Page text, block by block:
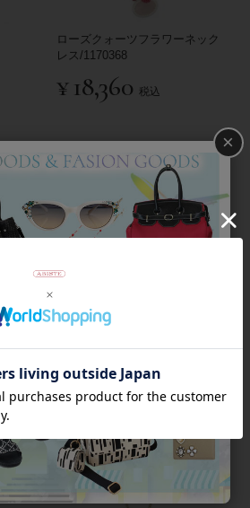
ローズクォーツフラワーネック
レス/1170368
¥ 18,360 税込
¥17,280 税込
×